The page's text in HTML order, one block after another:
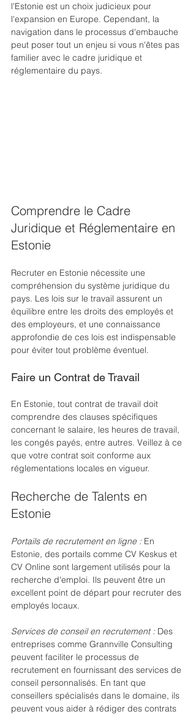
l'Estonie est un choix judicieux pour
l'expansion en Europe. Cependant, la
navigation dans le processus d'embauche
peut poser tout un enjeu si vous n'êtes pas
familier avec le cadre juridique et
réglementaire du pays.
Comprendre le Cadre
Juridique et Réglementaire en
Estonie
Recruter en Estonie nécessite une
compréhension du système juridique du
pays. Les lois sur le travail assurent un
équilibre entre les droits des employés et
des employeurs, et une connaissance
approfondie de ces lois est indispensable
pour éviter tout problème éventuel.
Faire un Contrat de Travail
En Estonie, tout contrat de travail doit
comprendre des clauses spécifiques
concernant le salaire, les heures de travail,
les congés payés, entre autres. Veillez à ce
que votre contrat soit conforme aux
réglementations locales en vigueur.
Recherche de Talents en
Estonie
Portails de recrutement en ligne : En
Estonie, des portails comme CV Keskus et
CV Online sont largement utilisés pour la
recherche d'emploi. Ils peuvent être un
excellent point de départ pour recruter des
employés locaux.
Services de conseil en recrutement : Des
entreprises comme Grannville Consulting
peuvent faciliter le processus de
recrutement en fournissant des services de
conseil personnalisés. En tant que
conseillers spécialisés dans le domaine, ils
peuvent vous aider à rédiger des contrats